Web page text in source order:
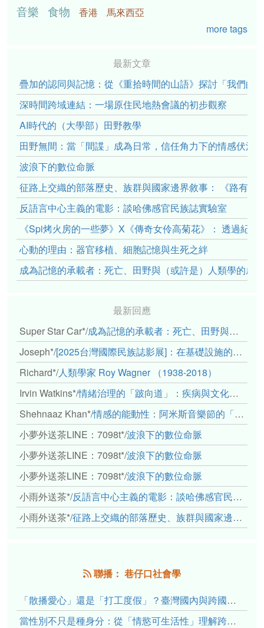
音樂 食物 香港
馬來西亞
more tags
最新文章
疊加的認同與記憶：從《重拾時間的山語》探討「我們的
深時間跨域連結：一場原住民地熱會議的初步觀察
AI時代的（大學部）田野教學
田野無間：當「間諜」成為日常，信任角力下的情感伏流
波浪下的數位命脈
征路上交織的部落歷史、族群與國家邊界敘事： 《路有
反語言中心主義的電影：談哈佛感官民族誌實驗室
《Spi烤火房的一些夢》X《傳奇女伶高菊花》： 透過紀
心動的理由：器官移植、細胞記憶與生死之絆
成為記憶的承載者：死亡、田野與（或許是）人類學的成
最新回應
Super Star Car*/成為記憶的承載者：死亡、田野與（或許是）人類學的成年禮
Joseph*/[2025台灣國際民族誌影展]：在基礎設施的邊緣，聆聽人的呼吸
Richard*/人類學家 Roy Wagner （1938-2018）
Irvin Watkins*/情緒治理的「跛向道」：疾病與文化象徵的轉變舉例
Shehnaaz Khan*/情感的能動性：阿米斯音樂節的「對話觀察」
小夢外送茶LINE：7098t*/波浪下的數位命脈
小夢外送茶LINE：7098t*/波浪下的數位命脈
小夢外送茶LINE：7098t*/波浪下的數位命脈
小雨外送茶*/反語言中心主義的電影：談哈佛感官民族誌實驗室
小雨外送茶*/征路上交織的部落歷史、族群與國家邊界敘事： 《路有多長》、《高砂的翅膀》、《檔案／李光輝》
聯播： 巷仔口社會學
「散播愛心」還是「打工度假」？臺灣國內與跨國捐卵的利他修辭、金錢動機與身體代價
當性別不只是種身分：從「情慾可生活性」理解跨性別者的身體、慾望與認同探索